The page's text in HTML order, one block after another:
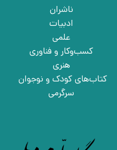
ناشران
ادبیات
علمی
کسب‌وکار و فناوری
هنری
کتاب‌های کودک و نوجوان
سرگرمی